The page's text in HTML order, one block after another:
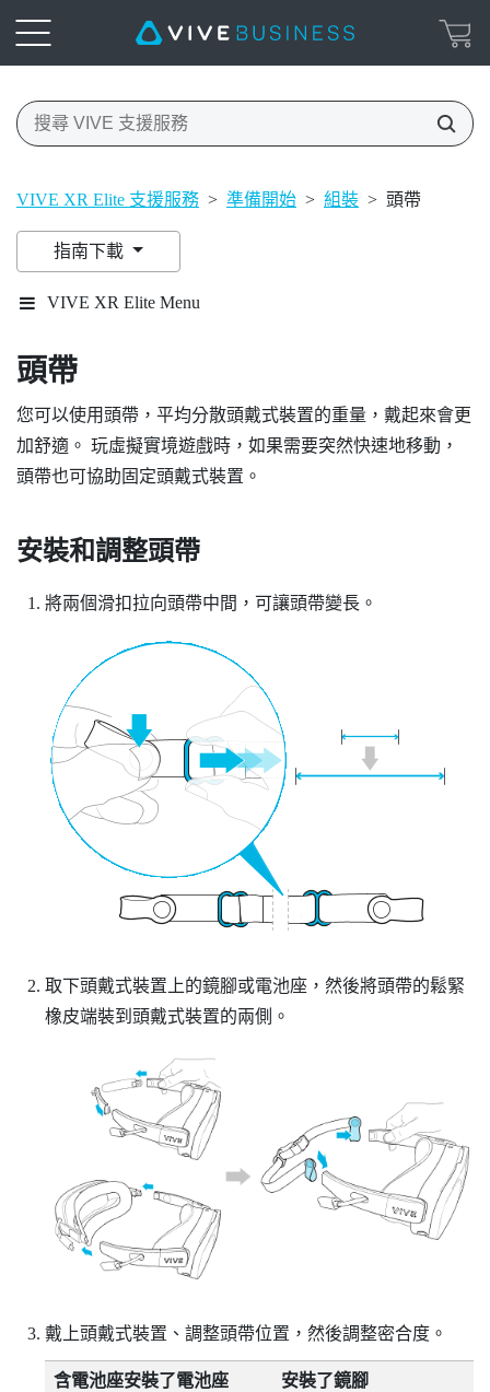
VIVE XR Elite 支援服務 > 準備開始 > 組裝 > 頭帶
指南下載
VIVE XR Elite Menu
頭帶
您可以使用頭帶，平均分散頭戴式裝置的重量，戴起來會更
加舒適。 玩虛擬實境遊戲時，如果需要突然快速地移動，
頭帶也可協助固定頭戴式裝置。
安裝和調整頭帶
將兩個滑扣拉向頭帶中間，可讓頭帶變長。
取下頭戴式裝置上的鏡腳或電池座，然後將頭帶的鬆緊
橡皮端裝到頭戴式裝置的兩側。
戴上頭戴式裝置、調整頭帶位置，然後調整密合度。
含電池座安裝了電池座 安裝了鏡腳